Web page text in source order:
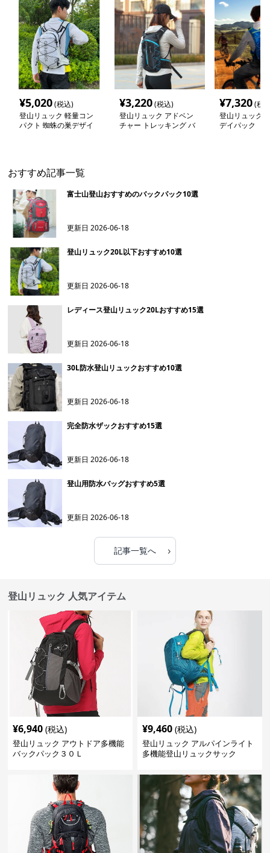
¥5,020(税込)
登山リュック 軽量コン
パクト 蜘蛛の巣デザイ
¥3,220(税込)
登山リュック アドベン
チャー トレッキング バ
¥7,320(税
登山リュック
デイパック
おすすめ記事一覧
富士山登山おすすめのバックパック10選
更新日2026-06-18
登山リュック20L以下おすすめ10選
更新日2026-06-18
レディース登山リュック20Lおすすめ15選
更新日2026-06-18
30L防水登山リュックおすすめ10選
更新日2026-06-18
完全防水ザックおすすめ15選
更新日2026-06-18
登山用防水バッグおすすめ5選
更新日2026-06-18
記事一覧へ ›
登山リュック 人気アイテム
¥6,940 (税込)
登山リュック アウトドア多機能
バックパック３０Ｌ
¥9,460 (税込)
登山リュック アルパインライト
多機能登山リュックサック